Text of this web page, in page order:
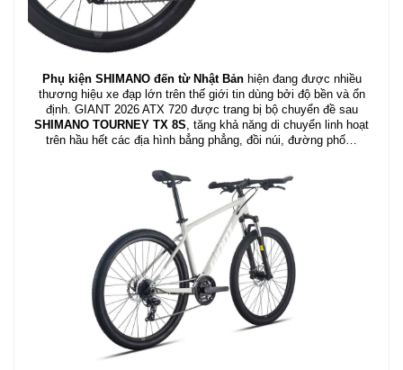
Phụ kiện SHIMANO đến từ Nhật Bảnhiện đang được nhiều
thương hiệu xe đạp lớn trên thế giới tin dùng bởi độ bền và ổn
định. GIANT 2026 ATX 720 được trang bị bộ chuyển đề sau
SHIMANO TOURNEY TX 8S, tăng khả năng di chuyển linh hoạt
trên hầu hết các địa hình bẳng phẳng, đồi núi, đường phố…